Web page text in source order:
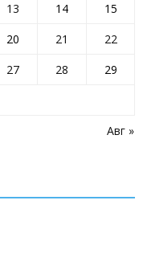
Авг »
13 14
15
20 21
22
27 28
29